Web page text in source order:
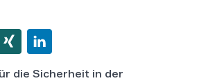
die Sicherheit in der